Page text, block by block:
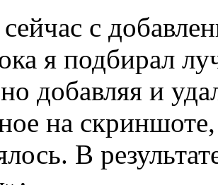
с
я подбирал
добавляя и
на
В